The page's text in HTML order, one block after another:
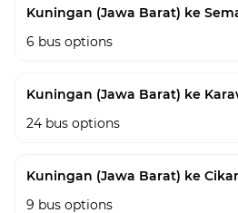
Kuningan (Jawa Barat) ke
6 bus options
Kuningan (Jawa Barat) ke
24 bus options
Kuningan (Jawa Barat) ke
9 bus options